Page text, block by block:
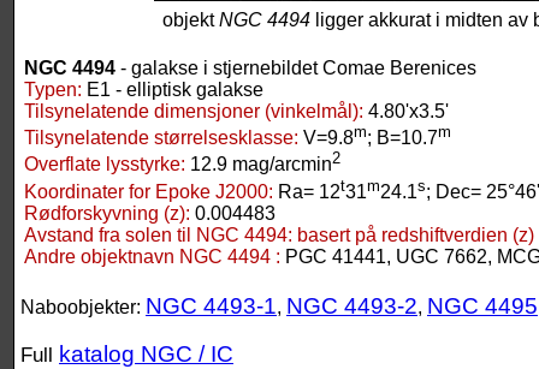
objektNGC 4494 ligger akkurat i midten av
NGC 4494 - galakse i stjernebildet Comae Berenices
Typen: E1 - elliptisk galakse
Tilsynelatende dimensjoner (vinkelmål): 4.80'x3.5'
Tilsynelatende størrelsesklasse: V=9.8m; B=10.7m
Overflate lysstyrke: 12.9 mag/arcmin2
Koordinater for Epoke J2000: Ra= 12t31m24.1s; Dec=
Rødforskyvning (z): 0.004483
Avstand fra solen til NGC 4494: basert på redshiftverdien
Andre objektnavn NGC 4494 : PGC 41441, UGC 7662,
Naboobjekter: NGC 4493-1, NGC 4493-2, NGC 4495
Full katalog NGC / IC